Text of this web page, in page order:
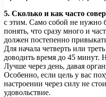
5. Сколько и как часто
с этим. Само собой не нужно
понять, что сразу много и
должен постепенно
Для начала четверть или
доводить время до 45 минут.
Лучше через день, давая
Особенно, если цель у вас
настроении через силу не
удовольствие.